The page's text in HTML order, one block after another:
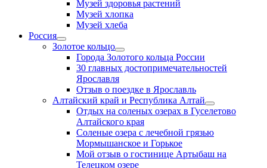
Музей здоровья растений
Музей хлопка
Музей хлеба
Россия
Золотое кольцо
Города Золотого кольца России
30 главных достопримечательностей
Ярославля
Отзыв о поездке в Ярославль
Алтайский край и Республика Алтай
Отдых на соленых озерах в Гуселетово
Алтайского края
Соленые озера с лечебной грязью
Мормышанское и Горькое
Мой отзыв о гостинице Артыбаш на
Телецком озере